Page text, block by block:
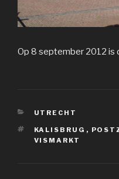
Op 8 september 2012 is
CATEGORIEËN
UTRECHT
TAGS
KALISBRUG ,
VISMARKT